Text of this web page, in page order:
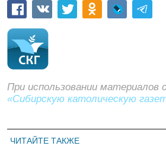
При использовании материалов
«Сибирскую католическую
ЧИТАЙТЕ ТАКЖЕ